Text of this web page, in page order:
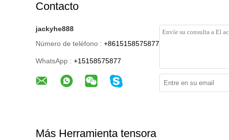
Contacto
jackyhe888
Número de teléfono : +8615158575877
WhatsApp : +15158575877
Más Herramienta tensora